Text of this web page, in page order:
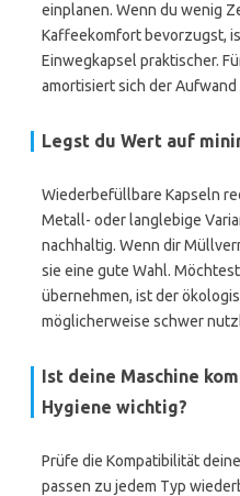
einplanen. Wenn du wenig
Kaffeekomfort bevorzugst,
Einwegkapsel praktischer.
amortisiert sich der Aufwand
Legst du Wert auf
Wiederbefüllbare Kapseln
Metall- oder langlebige
nachhaltig. Wenn dir
sie eine gute Wahl.
übernehmen, ist der
möglicherweise schwer
Ist deine Maschine
Hygiene wichtig?
Prüfe die Kompatibilität
passen zu jedem Typ